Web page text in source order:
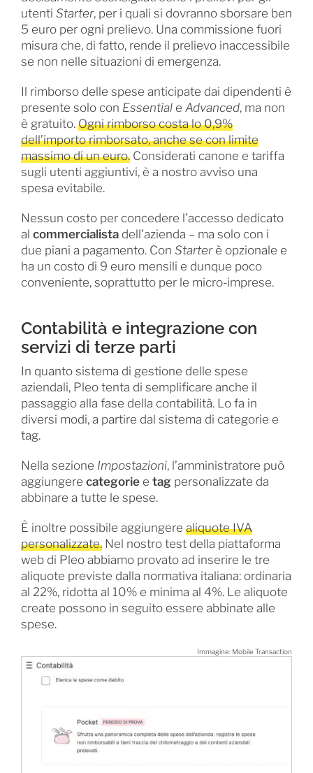
utenti Starter, per i quali si dovranno sborsare ben
5 euro per ogni prelievo. Una commissione fuori
misura che, di fatto, rende il prelievo inaccessibile
se non nelle situazioni di emergenza.
Il rimborso delle spese anticipate dai dipendenti è
presente solo con Essentiale Advanced, ma non
è gratuito. Ogni rimborso costa lo 0,9%
dell’importo rimborsato, anche se con limite
massimo di un euro.Considerati canone e tariffa
sugli utenti aggiuntivi, è a nostro avviso una
spesa evitabile.
Nessun costo per concedere l’accesso dedicato
al commercialistadell’azienda – ma solo con i
due piani a pagamento. Con Starterè opzionale e
ha un costo di 9 euro mensili e dunque poco
conveniente, soprattutto per le micro-imprese.
Contabilità e integrazione con
servizi di terze parti
In quanto sistema di gestione delle spese
aziendali, Pleo tenta di semplificare anche il
passaggio alla fase della contabilità. Lo fa in
diversi modi, a partire dal sistema di categorie e
tag.
Nella sezione Impostazioni, l’amministratore può
aggiungere categoriee tagpersonalizzate da
abbinare a tutte le spese.
È inoltre possibile aggiungere aliquote IVA
personalizzate.Nel nostro test della piattaforma
web di Pleo abbiamo provato ad inserire le tre
aliquote previste dalla normativa italiana: ordinaria
al 22%, ridotta al 10% e minima al 4%. Le aliquote
create possono in seguito essere abbinate alle
spese.
Immagine: Mobile Transaction